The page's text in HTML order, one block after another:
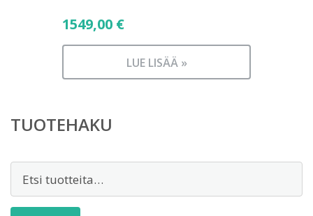
1549,00 €
LUE LISÄÄ »
TUOTEHAKU